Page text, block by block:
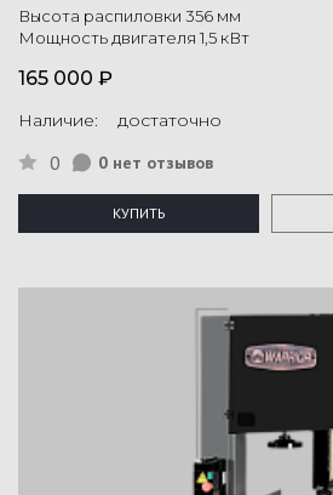
Высота распиловки 356 мм
Мощность двигателя 1,5 кВт
165 000 ₽
Наличие: достаточно
0 0 нет отзывов
КУПИТЬ